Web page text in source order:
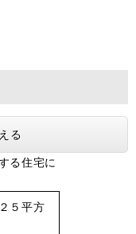
る
る住宅に
５平方